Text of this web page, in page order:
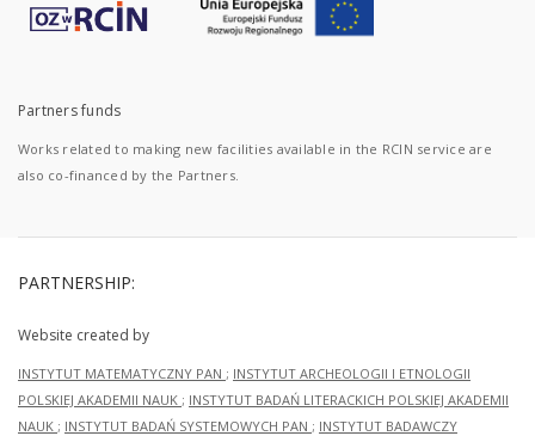
Partners funds
Works related to making new facilities available in the RCIN service are
also co-financed by the Partners.
PARTNERSHIP:
Website created by
INSTYTUT MATEMATYCZNY PAN ; INSTYTUT ARCHEOLOGII I ETNOLOGII
POLSKIEJ AKADEMII NAUK ; INSTYTUT BADAŃ LITERACKICH POLSKIEJ AKADEMII
NAUK ; INSTYTUT BADAŃ SYSTEMOWYCH PAN ; INSTYTUT BADAWCZY